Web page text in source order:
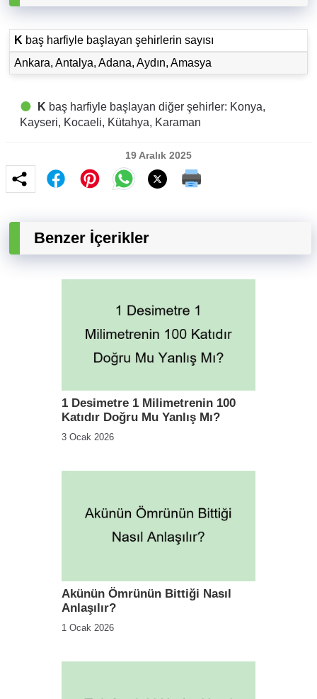
K baş harfiyle başlayan şehirlerin sayısı
Ankara, Antalya, Adana, Aydın, Amasya
K baş harfiyle başlayan diğer şehirler: Konya,
Kayseri, Kocaeli, Kütahya, Karaman
19 Aralık 2025
Benzer İçerikler
1 Desimetre 1 Milimetrenin 100
Katıdır Doğru Mu Yanlış Mı?
3 Ocak 2026
Akünün Ömrünün Bittiği Nasıl
Anlaşılır?
1 Ocak 2026